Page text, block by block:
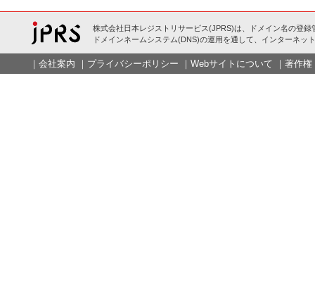
株式会社日本レジストリサービス(JPRS)は、ドメイン名の登録
ドメインネームシステム(DNS)の運用を通して、インターネッ
｜ 会社案内 ｜ プライバシーポリシー ｜ Webサイトについて ｜ 著作権